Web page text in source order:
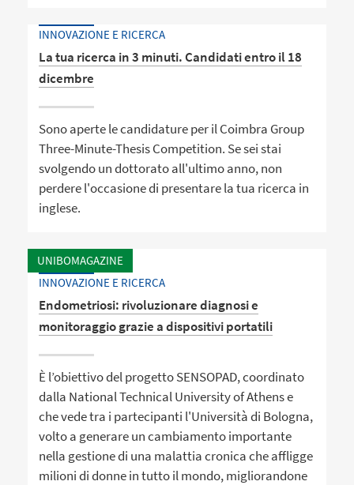
INNOVAZIONE E RICERCA
La tua ricerca in 3 minuti. Candidati entro il 18
dicembre
Sono aperte le candidature per il Coimbra Group
Three-Minute-Thesis Competition. Se sei stai
svolgendo un dottorato all'ultimo anno, non
perdere l'occasione di presentare la tua ricerca in
inglese.
UNIBOMAGAZINE
INNOVAZIONE E RICERCA
Endometriosi: rivoluzionare diagnosi e
monitoraggio grazie a dispositivi portatili
È l’obiettivo del progetto SENSOPAD, coordinato
dalla National Technical University of Athens e
che vede tra i partecipanti l'Università di Bologna,
volto a generare un cambiamento importante
nella gestione di una malattia cronica che affligge
milioni di donne in tutto il mondo, migliorandone